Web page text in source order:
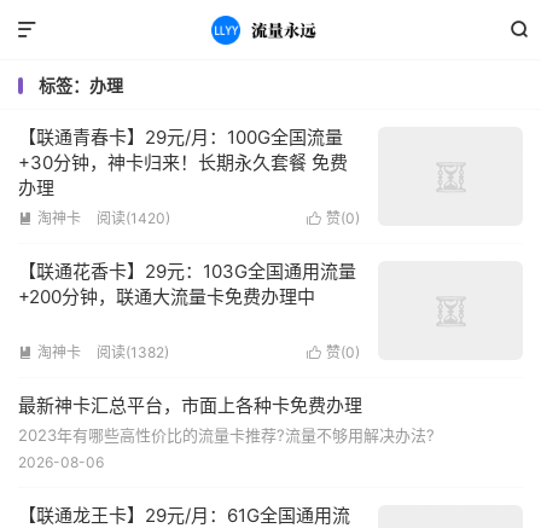


标签：办理
【联通青春卡】29元/月：100G全国流量
+30分钟，神卡归来！长期永久套餐 免费
办理
 赞(0)
 淘神卡 阅读(1420)
【联通花香卡】29元：103G全国通用流量
+200分钟，联通大流量卡免费办理中
 赞(0)
 淘神卡 阅读(1382)
最新神卡汇总平台，市面上各种卡免费办理
2023年有哪些高性价比的流量卡推荐?流量不够用解决办法?
2026-08-06
【联通龙王卡】29元/月：61G全国通用流